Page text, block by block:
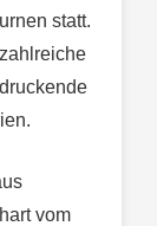
statt.
vom